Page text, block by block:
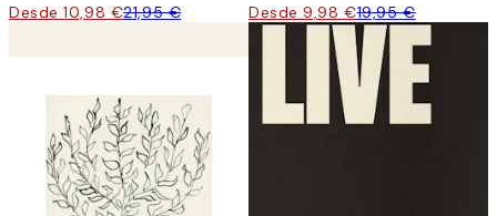
Desde 10,98 €21,95 € Desde 9,98 €19,95 €